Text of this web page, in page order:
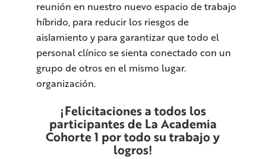
reunión en nuestro nuevo espacio de trabajo
híbrido, para reducir los riesgos de
aislamiento y para garantizar que todo el
personal clínico se sienta conectado con un
grupo de otros en el mismo lugar.
organización.
¡Felicitaciones a todos los
participantes de La Academia
Cohorte 1 por todo su trabajo y
logros!